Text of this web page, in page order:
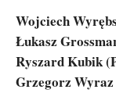
Wojciech
Łukasz
Ryszard Kubik
Grzegorz Wyraz